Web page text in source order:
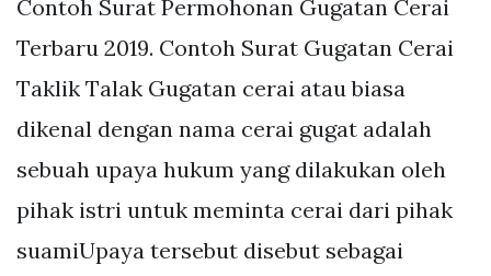
Contoh Surat Permohonan Gugatan Cerai
Terbaru 2019. Contoh Surat Gugatan Cerai
Taklik Talak Gugatan cerai atau biasa
dikenal dengan nama cerai gugat adalah
sebuah upaya hukum yang dilakukan oleh
pihak istri untuk meminta cerai dari pihak
suamiUpaya tersebut disebut sebagai